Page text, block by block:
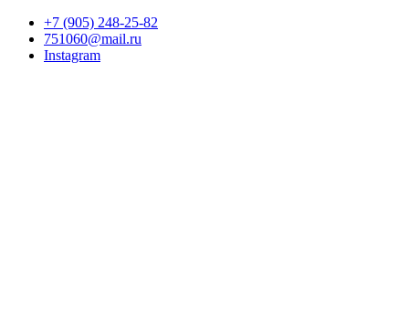
+7 (905) 248-25-82
751060@mail.ru
Instagram